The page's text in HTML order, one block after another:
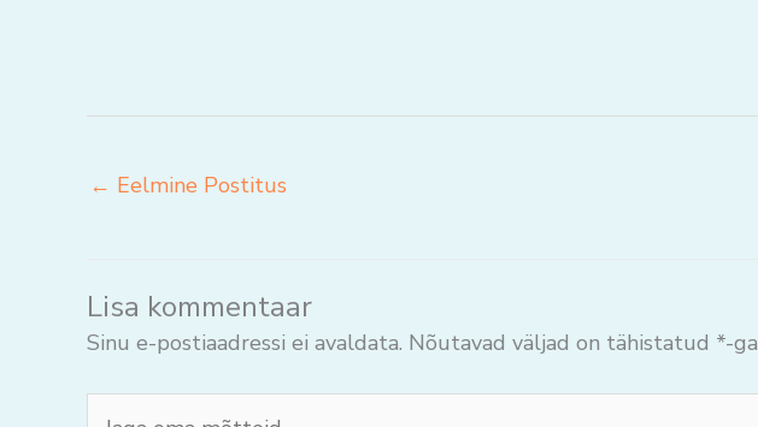
← Eelmine Postitus
Lisa kommentaar
Sinu e-postiaadressi ei avaldata. Nõutavad väljad on tähistatud *-ga